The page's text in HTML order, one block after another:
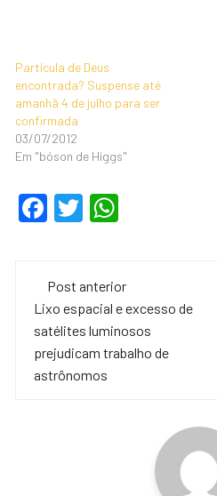
Partícula de Deus
encontrada? Suspense até
amanhã 4 de julho para ser
confirmada
03/07/2012
Em "bóson de Higgs"
F
e
b
o
o
T
er s
A
p
Navegação
de
post
Post anterior
Lixo espacial e excesso de
satélites luminosos
prejudicam trabalho de
astrônomos